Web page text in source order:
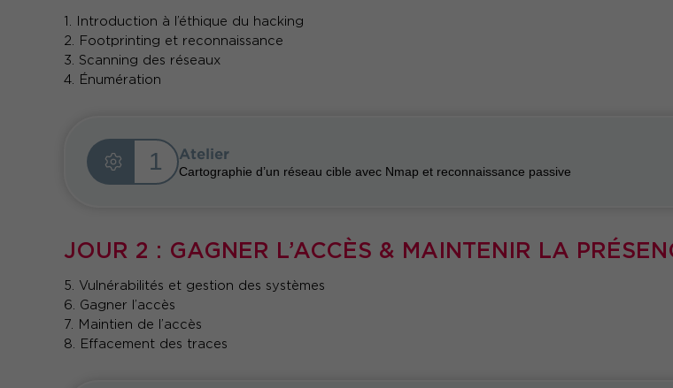
1. Introduction à l’éthique du hacking
2. Footprinting et reconnaissance
3. Scanning des réseaux
4. Énumération
1 Atelier
Cartographie d’un réseau cible avec Nmap et reconnaissance passive
JOUR 2 : GAGNER L’ACCÈS & MAINTENIR LA
5. Vulnérabilités et gestion des systèmes
6. Gagner l’accès
7. Maintien de l’accès
8. Effacement des traces